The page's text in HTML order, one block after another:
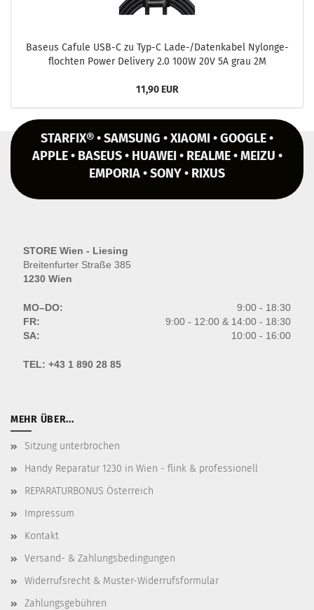
Ba­seus Ca­fu­le USB-C zu Typ-C Lade-/Da­ten­ka­bel Ny­lon­ge­
floch­ten Power De­li­very 2.0 100W 20V 5A grau 2M
11,90 EUR
STARFIX® • SAMSUNG • XIAOMI • GOOGLE •
APPLE • BASEUS • HUAWEI • REALME • MEIZU •
EMPORIA • SONY • RIXUS
STORE Wien - Liesing
Breitenfurter Straße 385
1230 Wien
MO–DO:
9:00 - 18:30
FR:
9:00 - 12:00 & 14:00 - 18:30
SA:
10:00 - 16:00
TEL: +43 1 890 28 85
MEHR ÜBER...
Sitzung unterbrochen
Handy Reparatur 1230 in Wien - flink & professionell
REPARATURBONUS Österreich
Impressum
Kontakt
Versand- & Zahlungsbedingungen
Widerrufsrecht & Muster-Widerrufsformular
Zahlungsgebühren